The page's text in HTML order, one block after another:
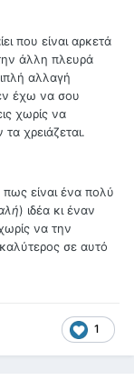
που είναι αρκετά
άλλη πλευρά
αλλαγή
έχω να σου
χωρίς να
χρειάζεται.
πως είναι ένα πολύ
) ιδέα κι έναν
να την
σε αυτό
1